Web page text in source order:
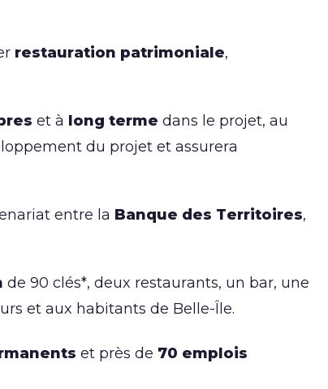
restauration patrimoniale,
et à long terme dans le projet, au
du projet et assurera
entre la Banque des Territoires,
de 90 clés*, deux restaurants, un bar, une
et aux habitants de Belle-Île.
et près de 70 emplois